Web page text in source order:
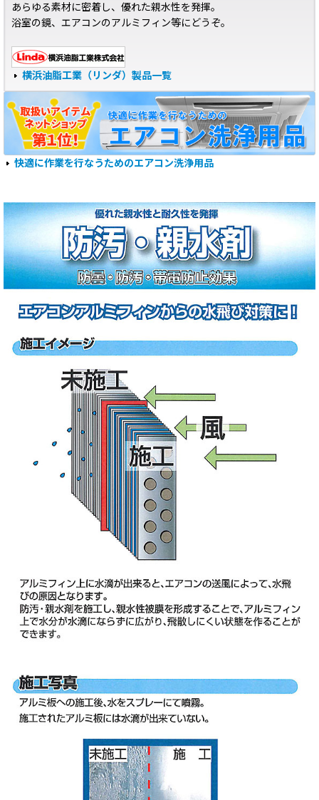
あらゆる素材に密着し、優れた親水性を発揮。
浴室の鏡、エアコンのアルミフィン等にどうぞ。
横浜油脂工業（リンダ）製品一覧
快適に作業を行なうためのエアコン洗浄用品